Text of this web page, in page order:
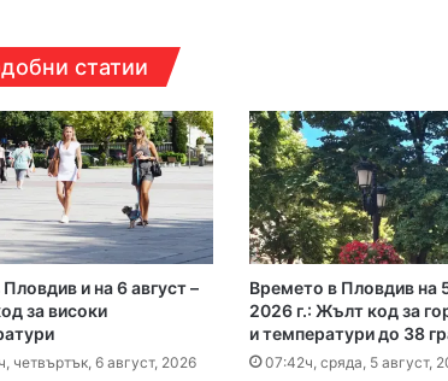
12:14ч, събота, 8 август, 2026
12:05ч, събота, 8 август, 2026
Чанове и вувузели огласят
11:52ч, събота, 8 август, 2026
Пожар изпепели 3500 декара край
статии
и на 6 август –
за високи
четвъртък, 6 август, 2026
Времето в Пловдив на
2026 г.: Жълт код за
и температури до 38
07:42ч, сряда, 5 август,